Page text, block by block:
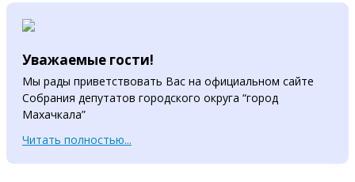
Уважаемые гости!
Мы рады приветствовать Вас на официальном сайте
Собрания депутатов городского округа “город
Махачкала”
Читать полностью...